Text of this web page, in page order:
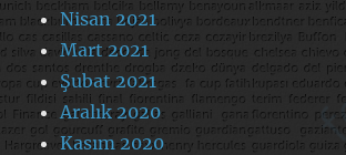
Nisan 2021
Mart 2021
Şubat 2021
Aralık 2020
Kasım 2020